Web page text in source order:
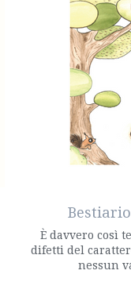
È davvero così
difetti del
nessun